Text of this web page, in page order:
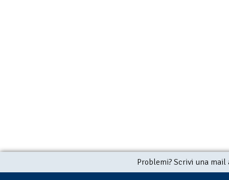
Problemi? Scrivi una